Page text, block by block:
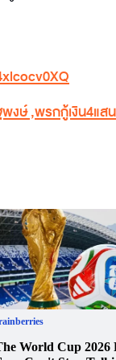
พงษ์,พรกกู้เงิน4แส